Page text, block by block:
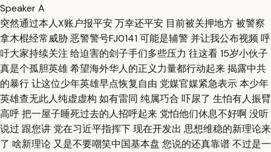
Speaker A
突然通过本人X账户报平安 万幸还平安 目前被关押地方 被警察
拿木棍经常威胁 恶警警号FJ0141 可能是辅警 并让我公布视频 呼
吁大家持续关注 给迫害的刽子手们多些压力 往这看 15岁小伙子
真是个孤胆英雄 希望海外华人的正义力量都行动起来 揭露中共
的暴行 让这位少年英雄早点恢复自由 党媒官媒紧急表示 本少年
英雄查无此人纯虚虚构 如有雷同 纯属巧合 吓尿了 生怕有人振臂
高呼 把一屋子睡死过去的人招呼起来 党怕他们休息不好啊 没听
说过 跟您讲 党在习近平指挥下 现在开发出 思想维稳的新理论来
了 啥新理论 又是不要嘲笑中国基本盘 您说的还真靠谱 不过是一